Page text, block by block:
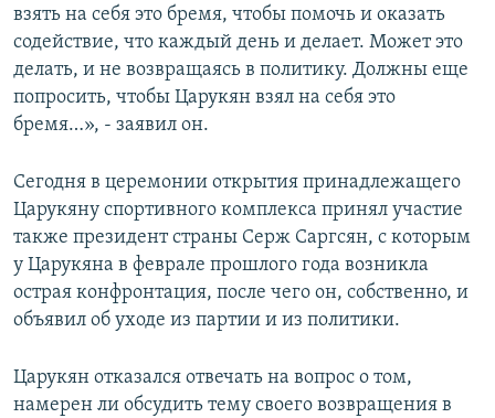
взять на себя это бремя, чтобы помочь и оказать
содействие, что каждый день и делает. Может это
делать, и не возвращаясь в политику. Должны еще
попросить, чтобы Царукян взял на себя это
бремя…», - заявил он.
Сегодня в церемонии открытия принадлежащего
Царукяну спортивного комплекса принял участие
также президент страны Серж Саргсян, с которым
у Царукяна в феврале прошлого года возникла
острая конфронтация, после чего он, собственно, и
объявил об уходе из партии и из политики.
Царукян отказался отвечать на вопрос о том,
намерен ли обсудить тему своего возвращения в